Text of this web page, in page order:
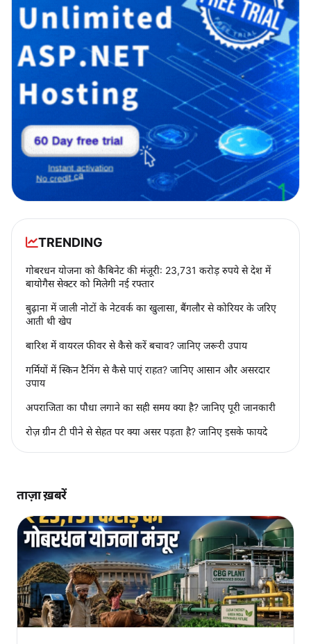
TRENDING
गोबरधन योजना को कैबिनेट की मंजूरी: 23,731 करोड़ रुपये से देश में
बायोगैस सेक्टर को मिलेगी नई रफ्तार
बुढ़ाना में जाली नोटों के नेटवर्क का खुलासा, बैंगलौर से कोरियर के जरिए
आती थी खेप
बारिश में वायरल फीवर से कैसे करें बचाव? जानिए जरूरी उपाय
गर्मियों में स्किन टैनिंग से कैसे पाएं राहत? जानिए आसान और असरदार
उपाय
अपराजिता का पौधा लगाने का सही समय क्या है? जानिए पूरी जानकारी
रोज़ ग्रीन टी पीने से सेहत पर क्या असर पड़ता है? जानिए इसके फायदे
ताज़ा ख़बरें